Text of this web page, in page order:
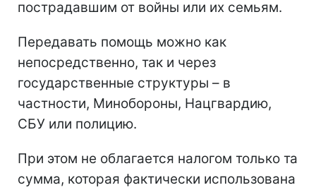
пострадавшим от войны или их семьям.
Передавать помощь можно как
непосредственно, так и через
государственные структуры – в
частности, Минобороны, Нацгвардию,
СБУ или полицию.
При этом не облагается налогом только та
сумма, которая фактически использована